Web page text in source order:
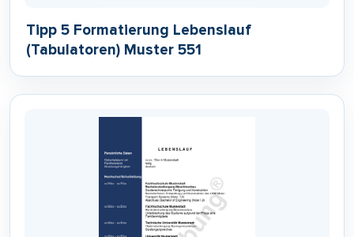
Tipp 5 Formatierung Lebenslauf
(Tabulatoren) Muster 551